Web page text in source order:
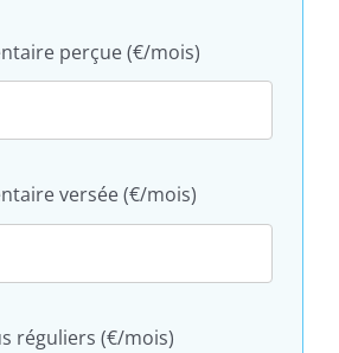
perçue (€/mois)
versée (€/mois)
réguliers (€/mois)